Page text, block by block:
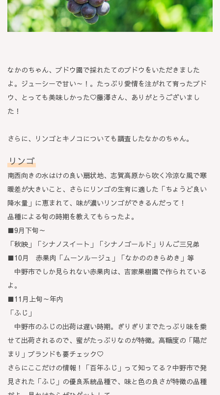
なかのちゃん、ブドウ園で採れたてのブドウをいただきました
よ。ジューシーで甘い～！。たっぷり愛情を注がれて育ったブド
ウ、とっても美味しかった♡藤澤さん、ありがとうございまし
た！
さらに、リンゴとキノコについても調査したなかのちゃん。
リンゴ
南西向きの水はけの良い扇状地、志賀高原から吹く冷涼な風で寒
暖差が大きいこと、さらにリンゴの生育に適した「ちょうど良い
降水量」に恵まれて、味が濃いリンゴができるんだって！
品種による旬の時期を教えてもらったよ。
■9月下旬～
「秋映」「シナノスイート」「シナノゴールド」りんご三兄弟
■10月 赤果肉「ムーンルージュ」「なかののきらめき」等
中野市でしか見られない赤果肉は、吉家果樹園で作られている
よ。
■11月上旬～年内
「ふじ」
中野市のふじの出荷は遅い時期。ぎりぎりまでたっぷり味を乗
せて出荷されるので、蜜がたっぷりなのが特徴。高糖度の「陽だ
まり」ブランドも要チェック♡
さらにここだけの情報！「百年ふじ」って知ってる？中野市で発
見された「ふじ」の優良系統品種で、味と色の良さが特徴の品種